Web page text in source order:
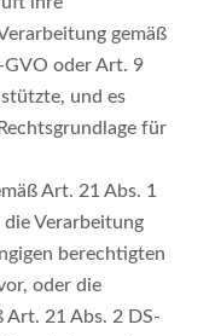
gemäß
GVO oder Art. 9
und es
für
Art. 21 Abs. 1
Verarbeitung
berechtigten
oder die
Art. 21 Abs. 2 DS-